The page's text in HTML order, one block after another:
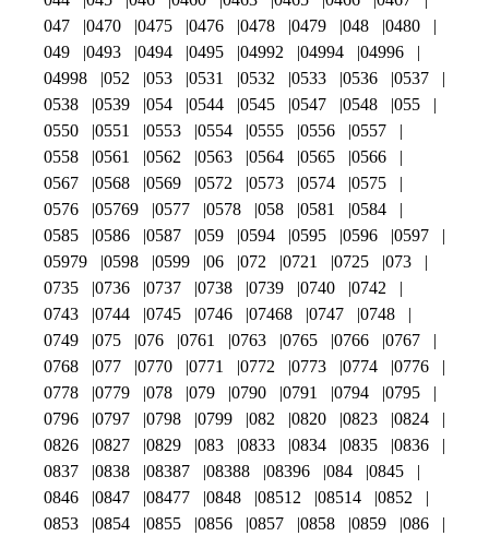
047
0470 0475 0476 0478 0479 048
0480
049
0493 0494 0495 04992 04994
04996
04998
052 053 0531 0532 0533 0536
0537
0538
0539 054 0544 0545 0547 0548
055
0550
0551 0553 0554 0555 0556
0557
0558
0561 0562 0563 0564 0565
0566
0567
0568 0569 0572 0573 0574
0575
0576
05769 0577 0578 058 0581
0584
0585
0586 0587 059 0594 0595 0596
0597
05979
0598 0599 06 072 0721 0725
073
0735
0736 0737 0738 0739 0740
0742
0743
0744 0745 0746 07468 0747
0748
0749
075 076 0761 0763 0765 0766
0767
0768
077 0770 0771 0772 0773 0774
0776
0778
0779 078 079 0790 0791 0794
0795
0796
0797 0798 0799 082 0820 0823
0824
0826
0827 0829 083 0833 0834 0835
0836
0837
0838 08387 08388 08396 084
0845
0846
0847 08477 0848 08512 08514
0852
0853
0854 0855 0856 0857 0858 0859
086